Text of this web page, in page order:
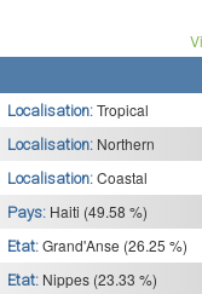
Localisation: Tropical
Localisation: Northern
Localisation: Coastal
Pays: Haiti (49.58 %)
Etat: Grand'Anse (26.25 %)
Etat: Nippes (23.33 %)